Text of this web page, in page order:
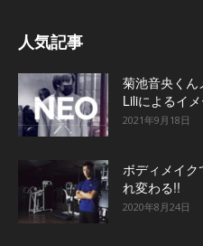
人気記事
菊池音央く
Liliによるイ
2021年9月18日
ボディメイク
れ変わる!!
2020年8月24日